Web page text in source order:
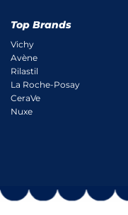
Top Brands
Vichy
Avène
Rilastil
La Roche-Posay
CeraVe
Nuxe